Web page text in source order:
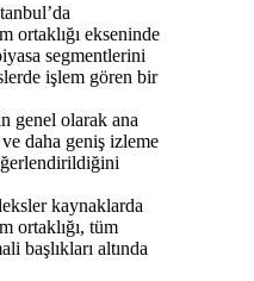
ortaklığı ekseninde
segmentlerini
işlem gören bir
genel olarak ana
ve daha geniş izleme
kaynaklarda
ortaklığı, tüm
başlıkları altında